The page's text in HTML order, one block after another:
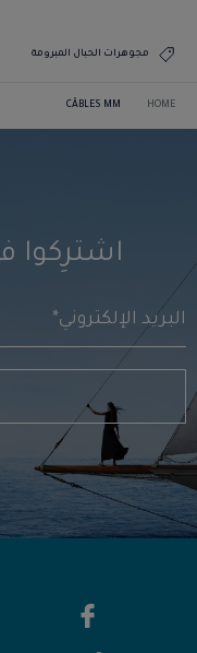
مجوهرات الحبال المبرومة
HOME
CÂBLES MM
اشترِكوا